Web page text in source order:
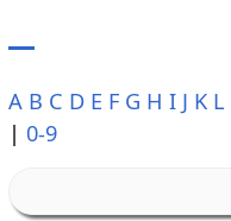
A B C D E F G H I J K L
| 0-9